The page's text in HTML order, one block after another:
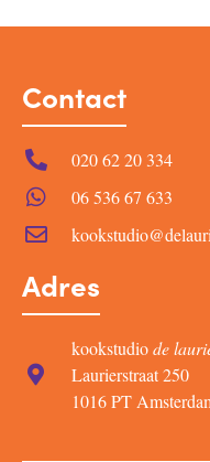
Contact
020 62 20 334
06 536 67 633
Adres
kookstudiode
Laurierstraat 250
1016 PT